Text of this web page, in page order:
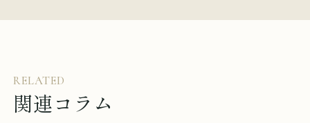
RELATED
関連コラム